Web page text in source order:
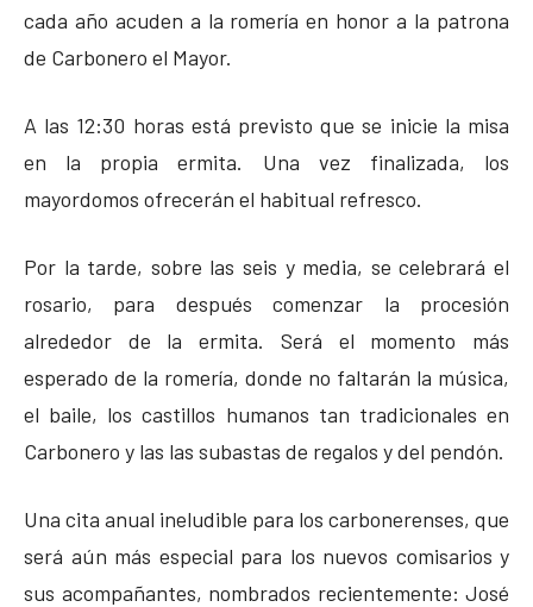
cada año acuden a la romería en honor a la patrona
de Carbonero el Mayor.
A las 12:30 horas está previsto que se inicie la misa
en la propia ermita. Una vez finalizada, los
mayordomos ofrecerán el habitual refresco.
Por la tarde, sobre las seis y media, se celebrará el
rosario, para después comenzar la procesión
alrededor de la ermita. Será el momento más
esperado de la romería, donde no faltarán la música,
el baile, los castillos humanos tan tradicionales en
Carbonero y las las subastas de regalos y del pendón.
Una cita anual ineludible para los carbonerenses, que
será aún más especial para los nuevos comisarios y
sus acompañantes, nombrados recientemente: José